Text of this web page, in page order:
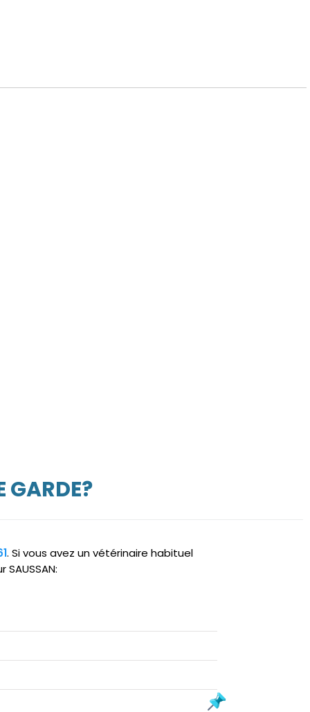
GARDE?
. Si vous avez un vétérinaire habituel